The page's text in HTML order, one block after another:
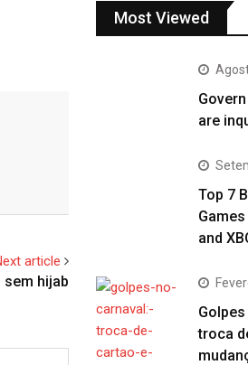
article
hijab
Most Viewed
are
Top 7
and
troca